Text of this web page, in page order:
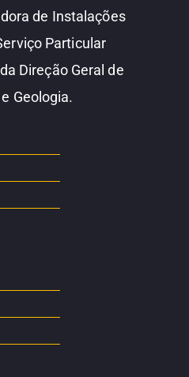
de Instalações
Particular
Direção Geral de
Geologia.